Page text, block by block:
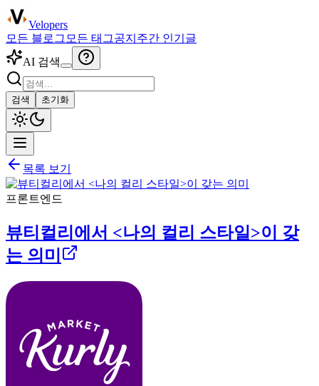
Velopers
모든 블로그 모든 태그공지 주간 인기글
AI 검색
검색 초기화
목록 보기
프론트엔드
뷰티컬리에서 <나의 컬리 스타일>이 갖
는 의미